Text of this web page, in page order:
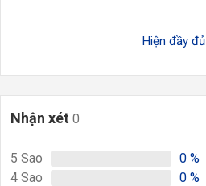
Hiện đầy đủ
Nhận xét 0
5 Sao 0 %
4 Sao 0 %